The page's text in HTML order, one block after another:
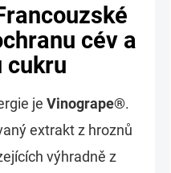
cév a
cukru
je Vinogrape®.
extrakt z hroznů
výhradně z